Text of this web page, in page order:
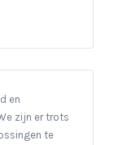
en
zijn er trots
te